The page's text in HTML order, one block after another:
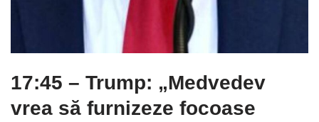
17:45 – Trump: „Medvedev
vrea să furnizeze focoase